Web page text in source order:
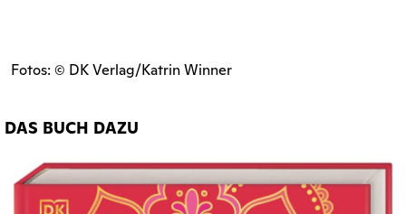
Fotos: © DK Verlag/Katrin Winner
DAS BUCH DAZU